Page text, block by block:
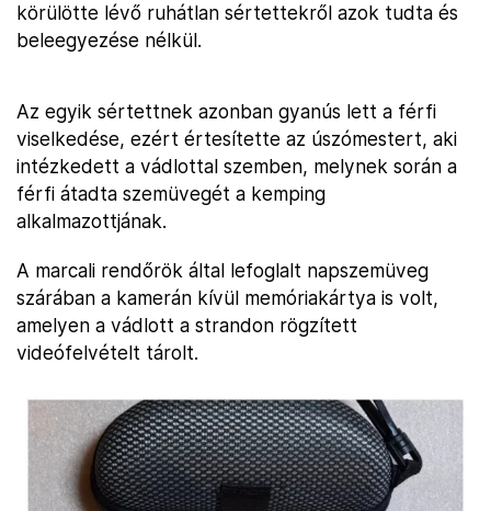
körülötte lévő ruhátlan sértettekről azok tudta és
beleegyezése nélkül.
Az egyik sértettnek azonban gyanús lett a férfi
viselkedése, ezért értesítette az úszómestert, aki
intézkedett a vádlottal szemben, melynek során a
férfi átadta szemüvegét a kemping
alkalmazottjának.
A marcali rendőrök által lefoglalt napszemüveg
szárában a kamerán kívül memóriakártya is volt,
amelyen a vádlott a strandon rögzített
videófelvételt tárolt.